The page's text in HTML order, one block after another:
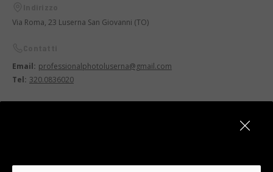
Via Roma, 23 Luserna San Giovanni (TO)
Email: professionalphotoluserna@gmail.com
Tel: 320.0836020